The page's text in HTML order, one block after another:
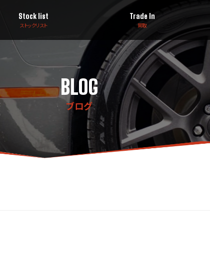
Stock list
ストックリスト
Trade In
買取
BLOG
ブログ